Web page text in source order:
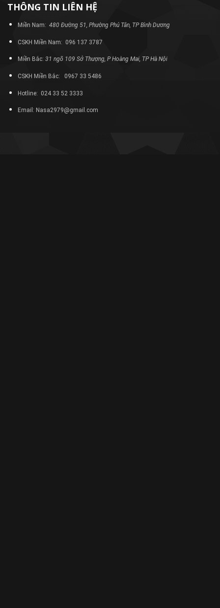
THÔNG TIN LIÊN HỆ
Miền Nam: 480 Đường 51, Phường Phú Tân, TP Bình Dương
CSKH Miền Nam: 096 137 3787
Miền Bắc: 31 ngõ 109 Sở Thượng, P Hoàng Mai, TP Hà Nội
CSKH Miền Bắc: 0967 33 5486
Hotline: 024 33 52 3333
Email: Nasa2979@gmail.com